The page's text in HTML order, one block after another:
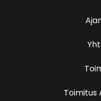
Toimitus